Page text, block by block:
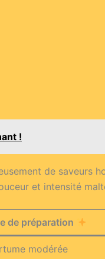
!
de saveurs
et intensité
de préparation
modérée